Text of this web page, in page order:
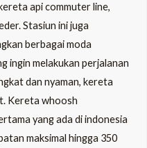
api commuter line,
Stasiun ini juga
berbagai moda
ingin melakukan perjalanan
dan nyaman, kereta
Kereta whoosh
yang ada di indonesia
maksimal hingga 350